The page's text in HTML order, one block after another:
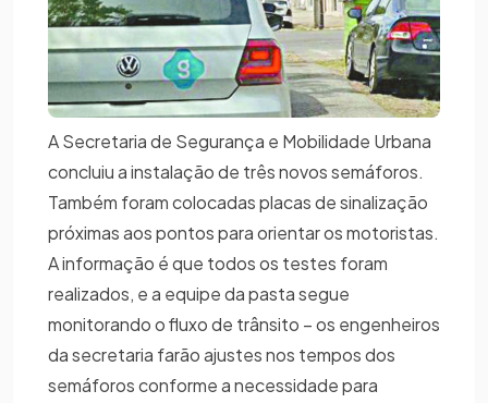
A Secretaria de Segurança e Mobilidade Urbana
concluiu a instalação de três novos semáforos.
Também foram colocadas placas de sinalização
próximas aos pontos para orientar os motoristas.
A informação é que todos os testes foram
realizados, e a equipe da pasta segue
monitorando o fluxo de trânsito – os engenheiros
da secretaria farão ajustes nos tempos dos
semáforos conforme a necessidade para